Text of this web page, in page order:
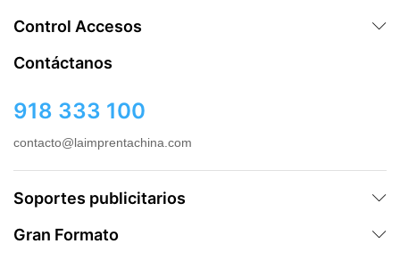
Control Accesos
Contáctanos
918 333 100
contacto@laimprentachina.com
Soportes publicitarios
Gran Formato